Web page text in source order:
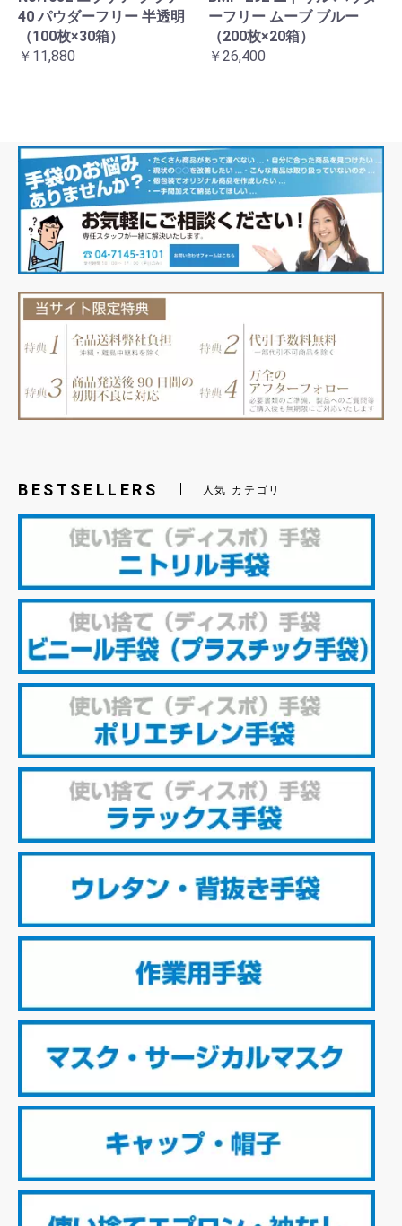
40 パウダーフリー 半透明
（100枚×30箱）
￥11,880
ーフリー ムーブ ブルー
（200枚×20箱）
￥26,400
BESTSELLERS 人気 カテゴリ